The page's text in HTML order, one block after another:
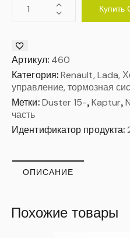
Купить
Артикул: 460
Категория:Renault, Lada,
управление, тормозная
Метки: Duster 15-, Kaptur,
часть
Идентификатор продукта:
ОПИСАНИЕ
Похожие товары